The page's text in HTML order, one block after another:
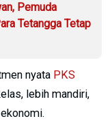
Pemuda
Tetangga Tetap
nyata PKS
lebih mandiri,